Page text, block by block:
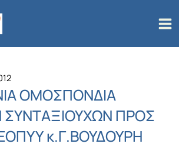
ΟΜΟΣΠΟΝΔΙΑ
ΣΥΝΤΑΞΙΟΥΧΩΝ ΠΡΟΣ
κ.Γ.ΒΟΥΔΟΥΡΗ